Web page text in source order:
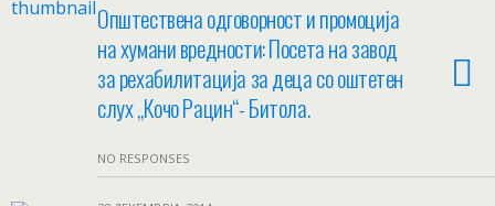
Општествена одговорност и промоција
на хумани вредности: Посета на завод
за рехабилитација за деца со оштетен
слух „Кочо Рацин“- Битола.
NO RESPONSES